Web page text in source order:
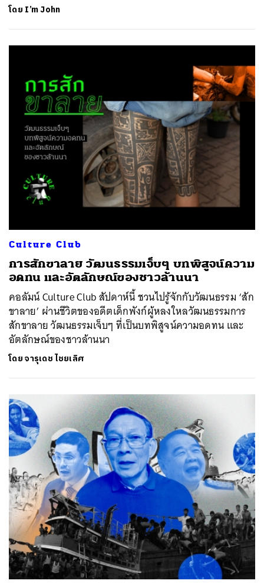
โดย I’m John
Culture Club
การสักขาลาย วัฒนธรรมเจ็บๆ บทพิสูจน์ความ
อดทน และอัตลักษณ์ของชาวล้านนา
คอลัมน์ Culture Club สัปดาห์นี้ ชวนไปรู้จักกับวัฒนธรรม ‘สัก
ขาลาย’ ผ่านชีวิตของอดีตเด็กพังก์ผู้หลงใหลวัฒนธรรมการ
สักขาลาย วัฒนธรรมเจ็บๆ ที่เป็นบทพิสูจน์ความอดทน และ
อัตลักษณ์ของชาวล้านนา
โดยจารุเดช ไชยเลิศ